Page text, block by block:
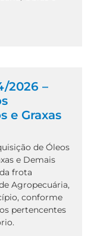
2026 –
e Graxas
de Óleos
e Demais
frota
Agropecuária,
conforme
pertencentes